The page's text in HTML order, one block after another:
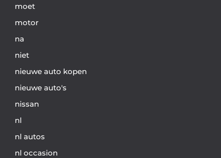
moet
motor
na
niet
nieuwe auto kopen
nieuwe auto's
nissan
nl
nl autos
nl occasion